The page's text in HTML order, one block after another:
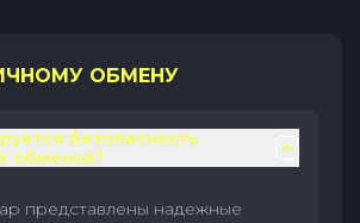
ОБМЕНУ
безопасность
обменов?
представлены надежные